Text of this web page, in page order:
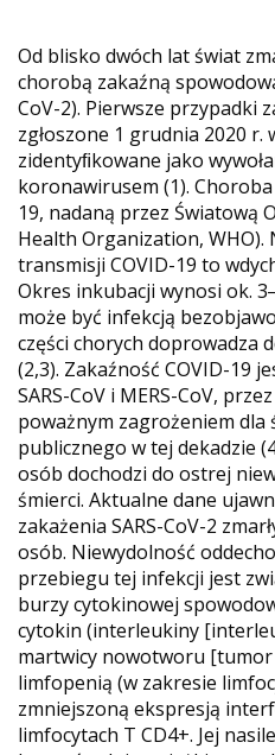
Od blisko dwóch lat świat
chorobą zakaźną
CoV-2). Pierwsze przypadki
zgłoszone 1 grudnia 2020 r.
zidentyﬁkowane jako
koronawirusem (1).
19, nadaną przez Światową
Health Organization, WHO).
transmisji COVID-19 to
Okres inkubacji wynosi ok.
może być infekcją
części chorych doprowadza
(2,3). Zakaźność COVID-19
SARS-CoV i MERS-CoV,
poważnym zagrożeniem dla
publicznego w tej dekadzie
osób dochodzi do ostrej
śmierci. Aktualne dane
zakażenia SARS-CoV-2
osób. Niewydolność
przebiegu tej infekcji jest
burzy cytokinowej
cytokin (interleukiny
martwicy nowotworu
limfopenią (w zakresie
zmniejszoną ekspresją
limfocytach T CD4+. Jej